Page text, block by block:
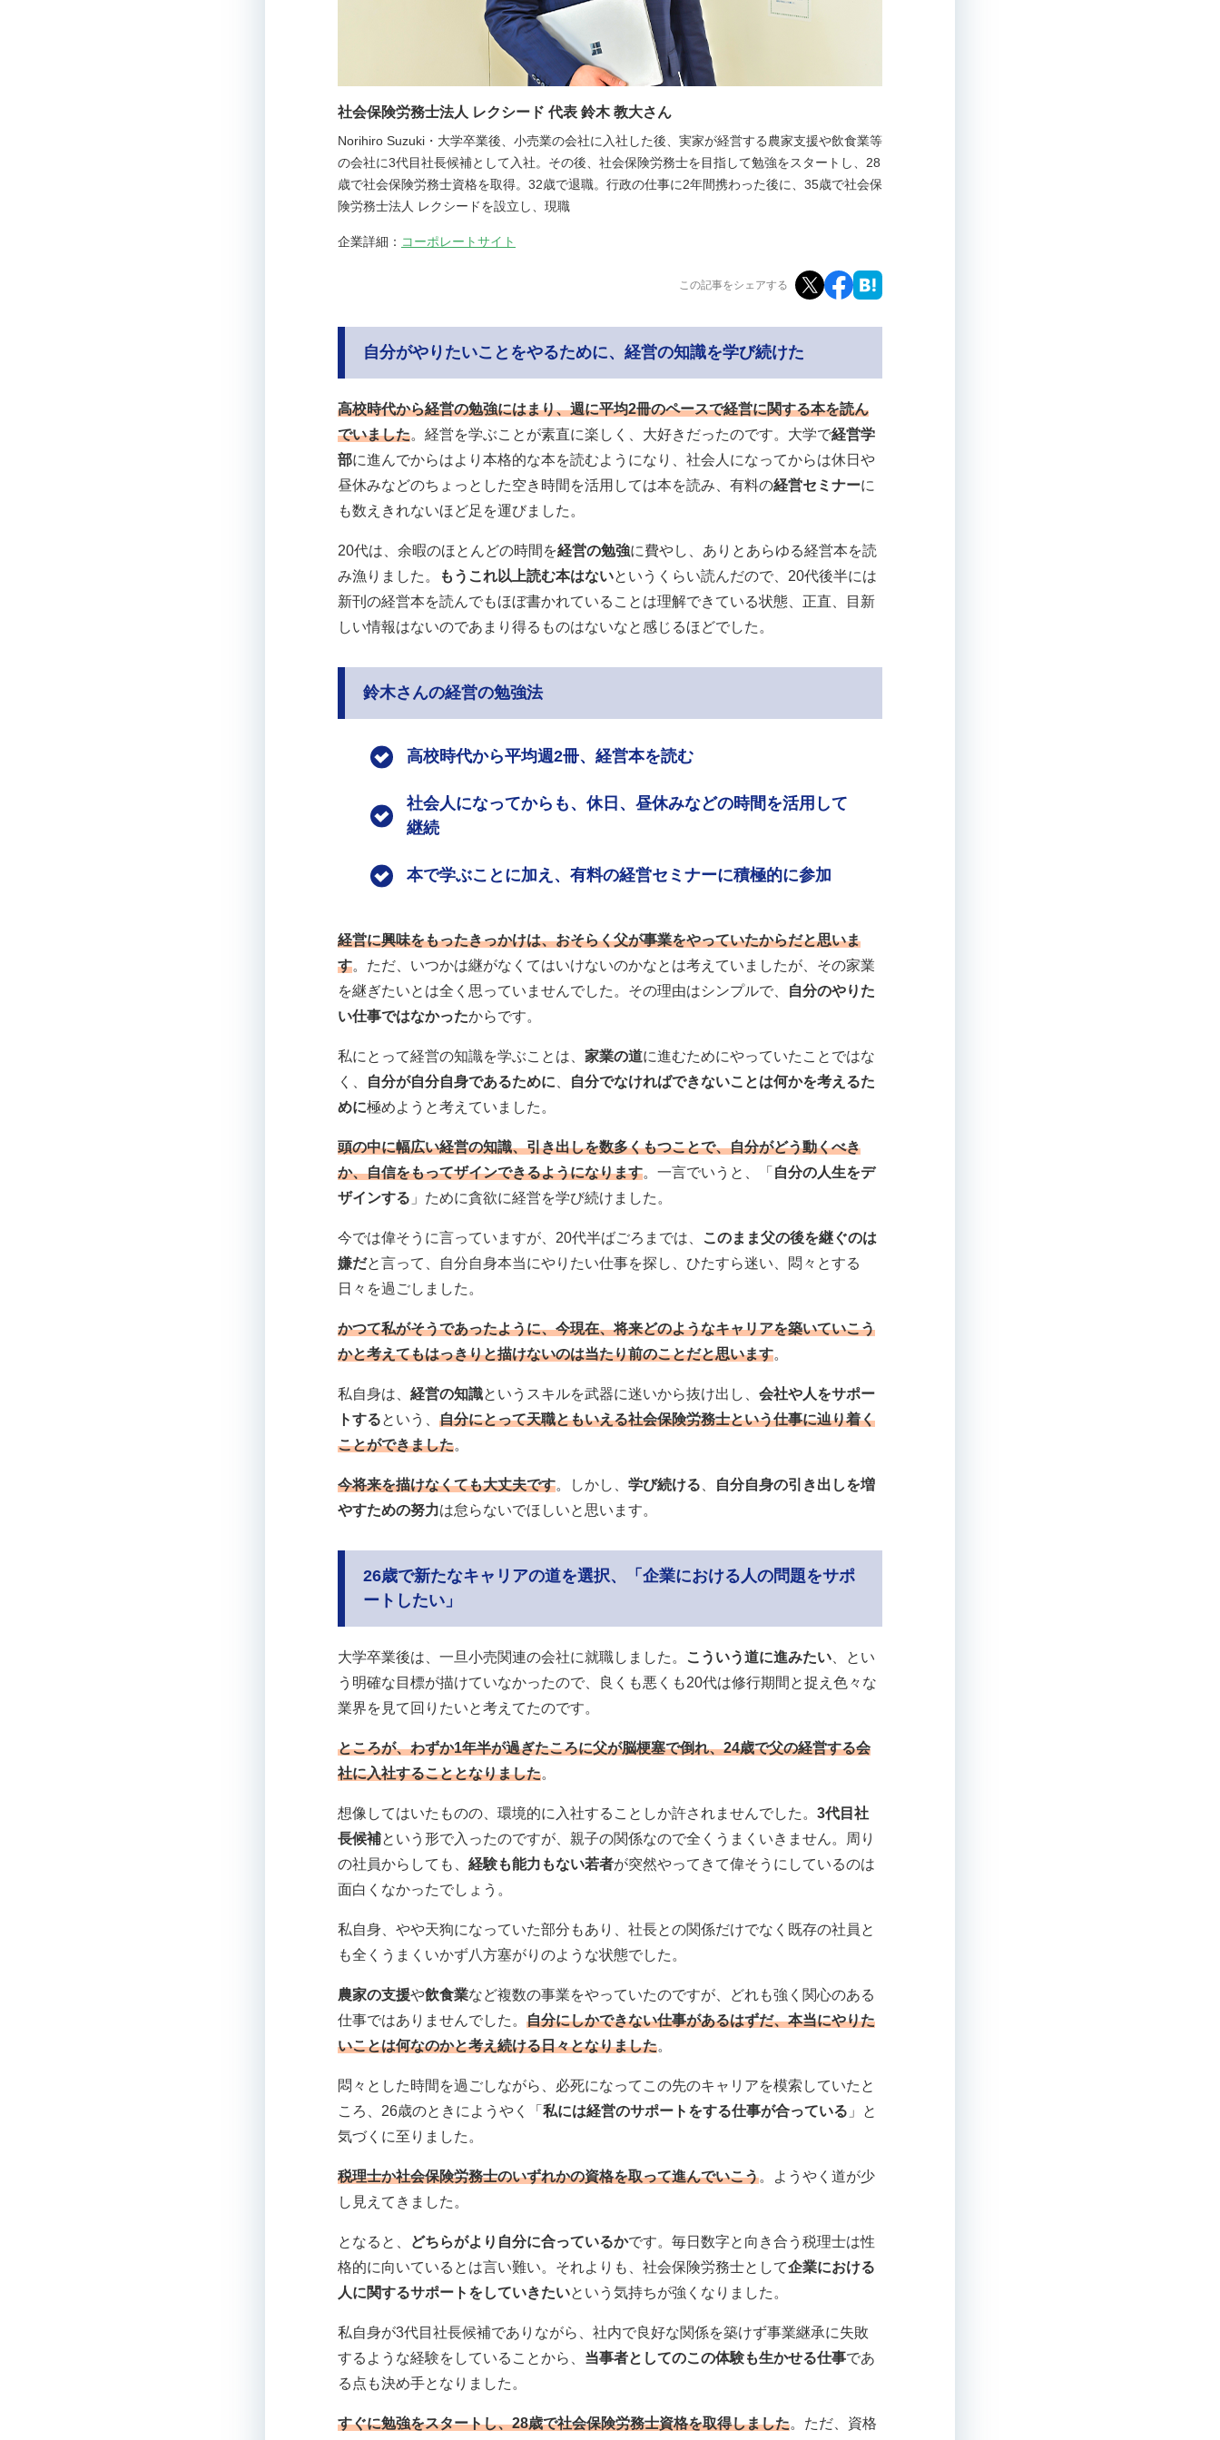
社会保険労務士法人 レクシード 代表 鈴木 教大さん
Norihiro Suzuki・大学卒業後、小売業の会社に入社した後、実家が経営する農家支援や飲食業等
の会社に3代目社長候補として入社。その後、社会保険労務士を目指して勉強をスタートし、28
歳で社会保険労務士資格を取得。32歳で退職。行政の仕事に2年間携わった後に、35歳で社会保
険労務士法人 レクシードを設立し、現職
企業詳細： コーポレートサイト
この記事をシェアする
自分がやりたいことをやるために、経営の知識を学び続けた
高校時代から経営の勉強にはまり、週に平均2冊のペースで経営に関する本を読ん
でいました。経営を学ぶことが素直に楽しく、大好きだったのです。大学で経営学
部に進んでからはより本格的な本を読むようになり、社会人になってからは休日や
昼休みなどのちょっとした空き時間を活用しては本を読み、有料の経営セミナーに
も数えきれないほど足を運びました。
20代は、余暇のほとんどの時間を経営の勉強に費やし、ありとあらゆる経営本を読
み漁りました。
もうこれ以上読む本はないというくらい読んだので、20代後半には
新刊の経営本を読んでもほぼ書かれていることは理解できている状態、正直、目新
しい情報はないのであまり得るものはないなと感じるほどでした。
鈴木さんの経営の勉強法
高校時代から平均週2冊、経営本を読む
社会人になってからも、休日、昼休みなどの時間を活用して
継続
本で学ぶことに加え、有料の経営セミナーに積極的に参加
経営に興味をもったきっかけは、おそらく父が事業をやっていたからだと思いま
す。ただ、いつかは継がなくてはいけないのかなとは考えていましたが、その家業
を継ぎたいとは全く思っていませんでした。その理由はシンプルで、
自分のやりた
い仕事ではなかったからです。
私にとって経営の知識を学ぶことは、 家業の道に進むためにやっていたことではな
く、
自分が自分自身であるために
自分でなければできないことは何かを考えるた
めに極めようと考えていました。
頭の中に幅広い経営の知識、引き出しを数多くもつことで、自分がどう動くべき
か、自信をもってザインできるようになります。一言でいうと、「 自分の人生をデ
ザインする 」ために貪欲に経営を学び続けました。
今では偉そうに言っていますが、20代半ばごろまでは、
このまま父の後を継ぐのは
嫌だと言って、自分自身本当にやりたい仕事を探し、ひたすら迷い、悶々とする
日々を過ごしました。
かつて私がそうであったように、今現在、将来どのようなキャリアを築いていこう
かと考えてもはっきりと描けないのは当たり前のことだと思います。
私自身は、 経営の知識というスキルを武器に迷いから抜け出し、 会社や人をサポー
トするという、 自分にとって天職ともいえる社会保険労務士という仕事に辿り着く
ことができました。
今将来を描けなくても大丈夫です。しかし、 学び続ける
自分自身の引き出しを増
やすための努力は怠らないでほしいと思います。
26歳で新たなキャリアの道を選択、「企業における人の問題をサポ
ートしたい」
大学卒業後は、一旦小売関連の会社に就職しました。 こういう道に進みたい 、とい
う明確な目標が描けていなかったので、良くも悪くも20代は修行期間と捉え色々な
業界を見て回りたいと考えてたのです。
ところが、わずか1年半が過ぎたころに父が脳梗塞で倒れ、24歳で父の経営する会
社に入社することとなりました。
想像してはいたものの、環境的に入社することしか許されませんでした。 3代目社
長候補という形で入ったのですが、親子の関係なので全くうまくいきません。周り
の社員からしても、 経験も能力もない若者が突然やってきて偉そうにしているのは
面白くなかったでしょう。
私自身、やや天狗になっていた部分もあり、社長との関係だけでなく既存の社員と
も全くうまくいかず八方塞がりのような状態でした。
農家の支援や飲食業など複数の事業をやっていたのですが、どれも強く関心のある
仕事ではありませんでした。 自分にしかできない仕事があるはずだ、本当にやりた
いことは何なのかと考え続ける日々となりました。
悶々とした時間を過ごしながら、必死になってこの先のキャリアを模索していたと
ころ、26歳のときにようやく「 私には経営のサポートをする仕事が合っている 」と
気づくに至りました。
税理士か社会保険労務士のいずれかの資格を取って進んでいこう。ようやく道が少
し見えてきました。
となると、 どちらがより自分に合っているかです。毎日数字と向き合う税理士は性
格的に向いているとは言い難い。それよりも、社会保険労務士として企業における
人に関するサポートをしていきたいという気持ちが強くなりました。
私自身が3代目社長候補でありながら、社内で良好な関係を築けず事業継承に失敗
するような経験をしていることから、 当事者としてのこの体験も生かせる仕事であ
る点も決め手となりました。
すぐに勉強をスタートし、28歳で社会保険労務士資格を取得しました。ただ、資格